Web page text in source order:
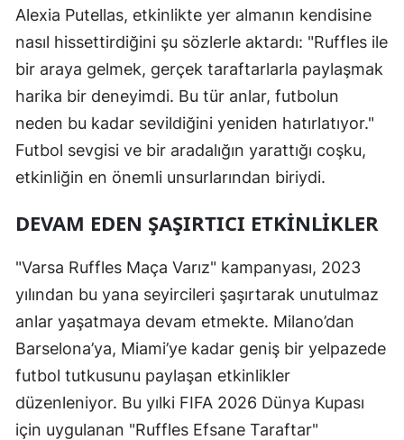
Alexia Putellas, etkinlikte yer almanın kendisine
nasıl hissettirdiğini şu sözlerle aktardı: "Ruffles ile
bir araya gelmek, gerçek taraftarlarla paylaşmak
harika bir deneyimdi. Bu tür anlar, futbolun
neden bu kadar sevildiğini yeniden hatırlatıyor."
Futbol sevgisi ve bir aradalığın yarattığı coşku,
etkinliğin en önemli unsurlarından biriydi.
DEVAM EDEN ŞAŞIRTICI ETKINLIKLER
"Varsa Ruffles Maça Varız" kampanyası, 2023
yılından bu yana seyircileri şaşırtarak unutulmaz
anlar yaşatmaya devam etmekte. Milano’dan
Barselona’ya, Miami’ye kadar geniş bir yelpazede
futbol tutkusunu paylaşan etkinlikler
düzenleniyor. Bu yılki FIFA 2026 Dünya Kupası
için uygulanan "Ruffles Efsane Taraftar"